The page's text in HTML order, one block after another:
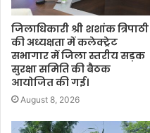
जिलाधिकारी श्री शशांक त्रिपाठी
की अध्यक्षता में कलेक्ट्रेट
सभागार में जिला स्तरीय सड़क
सुरक्षा समिति की बैठक
आयोजित की गई।
August 8, 2026